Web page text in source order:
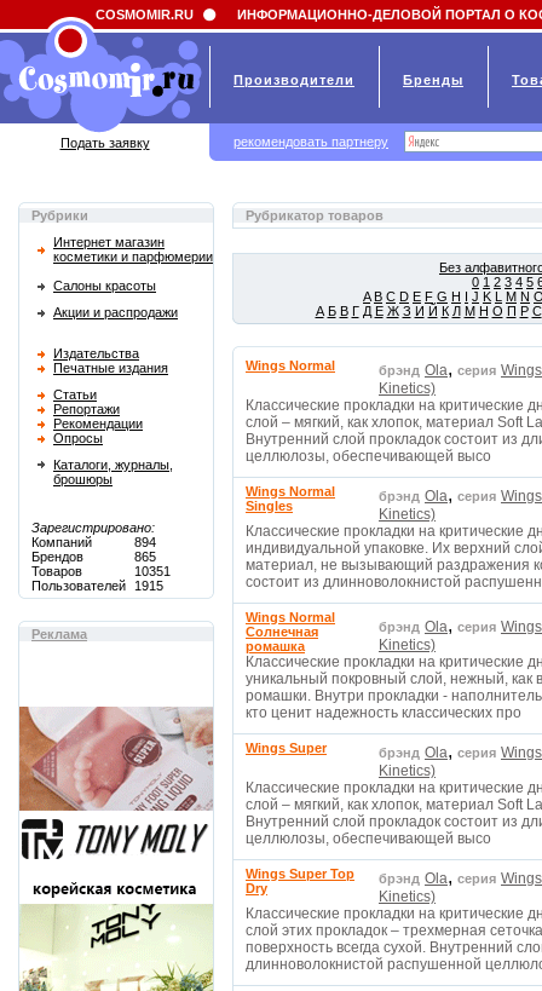
Field 'news_title' doesn't have a default value
Рубрики
Интернет магазин
косметики и парфюмерии
Салоны красоты
Акции и распродажи
Издательства
Печатные издания
Статьи
Репортажи
Рекомендации
Опросы
Каталоги, журналы,
брошюры
Зарегистрировано:
Компаний
894
Брендов
865
Товаров
10351
Пользователей
1915
Реклама
Рубрикатор товаров
Без
0 1 2 3 4 5
A B C D E F G H I J K L M N
А Б В Г Д Е Ж З И Й К Л М Н О П Р С
Wings Normal брэнд Ola, серия
Kinetics)
Классические прокладки на
слой – мягкий, как хлопок, материал
Внутренний слой прокладок состоит из
целлюлозы, обеспечивающей высо
Wings Normal
Singles
брэнд Ola, серия
Kinetics)
Классические прокладки на критические
индивидуальной упаковке. Их верхний
материал, не вызывающий раздражения
состоит из длинноволокнистой
Wings Normal
Солнечная
ромашка
брэнд Ola, серия
Kinetics)
Классические прокладки на критические
уникальный покровный слой, нежный, как
ромашки. Внутри прокладки -
кто ценит надежность классических про
Wings Super брэнд Ola, серия
Kinetics)
Классические прокладки на
слой – мягкий, как хлопок, материал
Внутренний слой прокладок состоит из
целлюлозы, обеспечивающей высо
Wings Super Top
Dry
брэнд Ola, серия
Kinetics)
Классические прокладки на
слой этих прокладок – трехмерная
поверхность всегда сухой. Внутренний
длинноволокнистой распушенной
COSMOMIR.RU ИНФОРМАЦИОННО-ДЕЛОВОЙ ПОРТАЛ О
Производители Бренды
Подать заявку рекомендовать партнеру